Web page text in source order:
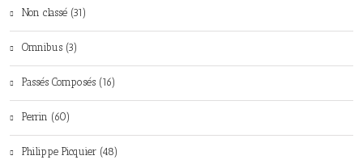
Non classé (31)
Omnibus (3)
Passés Composés (16)
Perrin (60)
Philippe Picquier (48)